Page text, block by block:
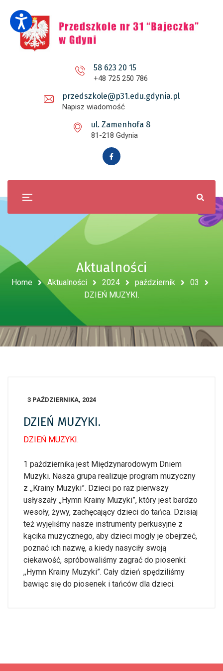
58 623 20 15
+48 725 250 786
przedszkole@p31.edu.gdynia.pl
Napisz wiadomość
ul. Zamenhofa 8
81-218 Gdynia
Aktualności
Home Aktualności 2024 październik
03
DZIEŃ MUZYKI.
3 PAŹDZIERNIKA, 2024
DZIEŃ MUZYKI.
DZIEŃ MUZYKI.
1 października jest Międzynarodowym Dniem
Muzyki. Nasza grupa realizuje program muzyczny
z ,,Krainy Muzyki”. Dzieci po raz pierwszy
usłyszały ,,Hymn Krainy Muzyki”, który jest bardzo
wesoły, żywy, zachęcający dzieci do tańca. Dzisiaj
też wyjęliśmy nasze instrumenty perkusyjne z
kącika muzycznego, aby dzieci mogły je obejrzeć,
poznać ich nazwę, a kiedy nasyciły swoją
ciekawość, spróbowaliśmy zagrać do piosenki:
,,Hymn Krainy Muzyki”. Cały dzień spędziliśmy
bawiąc się do piosenek i tańców dla dzieci.